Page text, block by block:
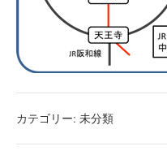
カテゴリー: 未分類